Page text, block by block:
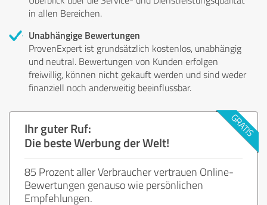
in allen Bereichen.
Unabhängige Bewertungen
ProvenExpert ist grundsätzlich kostenlos, unabhängig
und neutral. Bewertungen von Kunden erfolgen
freiwillig, können nicht gekauft werden und sind weder
finanziell noch anderweitig beeinflussbar.
Ihr guter Ruf:
Die beste Werbung der Welt!
85 Prozent aller Verbraucher vertrauen Online-
Bewertungen genauso wie persönlichen
Empfehlungen.